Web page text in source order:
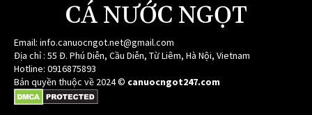
CÁ NƯỚC NGỌT
Email: info.canuocngot.net@gmail.com
Địa chỉ : 55 Đ. Phú Diễn, Cầu Diễn, Từ Liêm, Hà Nội, Vietnam
Hotline: 0916875893
Bản quyền thuộc về 2024 © canuocngot247.com